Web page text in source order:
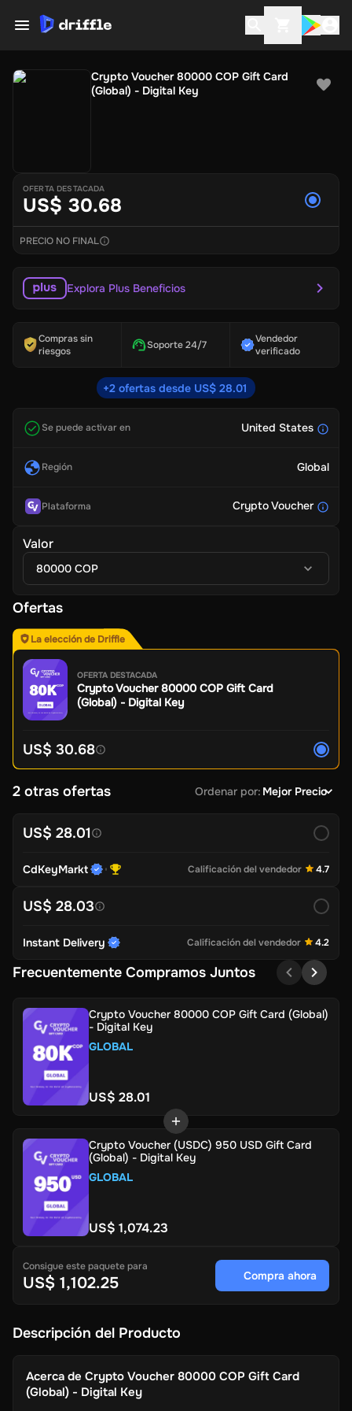
Crypto Voucher 80000 COP Gift Card
(Global) - Digital Key
OFERTA DESTACADA
US$ 30.68
PRECIO NO FINAL
Explora Plus Beneficios
Compras sin
riesgos
Soporte 24/7
Vendedor
verificado
+2 ofertas desde US$ 28.01
Se puede activar en United States
Región Global
Plataforma Crypto Voucher
Valor
80000 COP
Ofertas
La elección de Driffle
OFERTA DESTACADA
Crypto Voucher 80000 COP Gift Card
(Global) - Digital Key
US$ 30.68
2 otras ofertas Ordenar por: Mejor Precio
US$ 28.01
CdKeyMarkt Calificación del vendedor 4.7
US$ 28.03
Instant Delivery Calificación del vendedor 4.2
Frecuentemente Compramos Juntos
Crypto Voucher 80000 COP Gift Card (Global)
- Digital Key
GLOBAL
US$ 28.01
Crypto Voucher (USDC) 950 USD Gift Card
(Global) - Digital Key
GLOBAL
US$ 1,074.23
Consigue este paquete para
US$ 1,102.25 Compra ahora
Descripción del Producto
Acerca de Crypto Voucher 80000 COP Gift Card
(Global) - Digital Key